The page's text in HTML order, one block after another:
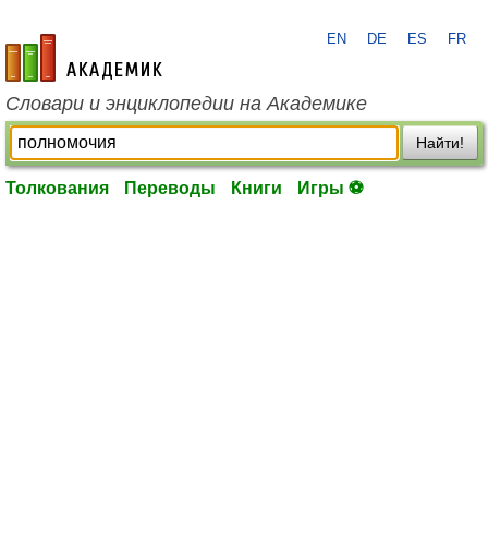
academic.ru
EN DE ES FR
Словари и энциклопедии на Академике
Найти!
Толкования Переводы Книги Игры ⚽